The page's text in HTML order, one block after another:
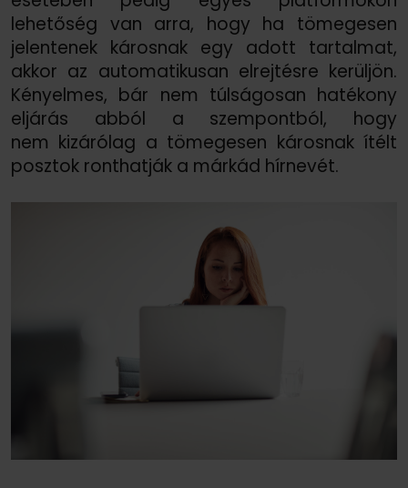
lehetőség van arra, hogy ha tömegesen
jelentenek károsnak egy adott tartalmat,
akkor az automatikusan elrejtésre kerüljön.
Kényelmes, bár nem túlságosan hatékony
eljárás abból a szempontból, hogy
nem kizárólag a tömegesen károsnak ítélt
posztok ronthatják a márkád hírnevét.